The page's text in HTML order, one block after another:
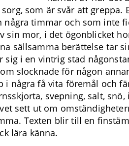
som är svår att
några timmar och som inte
sin mor, i det ögonblicket
sällsamma berättelse tar
sig i en vintrig stad
slocknade för någon
i några få vita föremål och
svepning, salt,
sett ut om
Texten blir till en
lära känna.